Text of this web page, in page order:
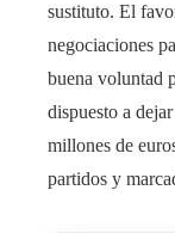
sustituto. El
negociaciones
buena voluntad
dispuesto a
millones de
partidos y